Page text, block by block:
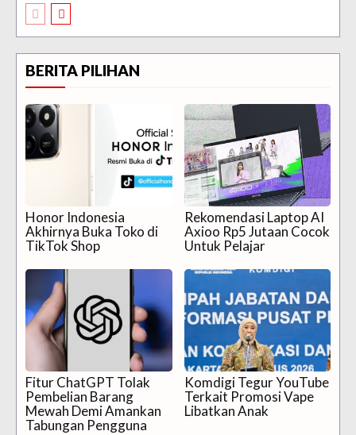
BERITA PILIHAN
Honor Indonesia
Akhirnya Buka Toko di
TikTok Shop
Rekomendasi Laptop AI
Axioo Rp5 Jutaan Cocok
Untuk Pelajar
Fitur ChatGPT Tolak
Pembelian Barang
Mewah Demi Amankan
Tabungan Pengguna
Komdigi Tegur YouTube
Terkait Promosi Vape
Libatkan Anak